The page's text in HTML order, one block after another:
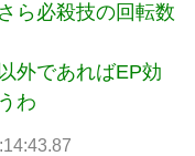
ら必殺技の回転数
外であればEP効
わ